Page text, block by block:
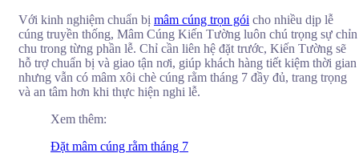
Xôi (gấc, đậu xanh, lá
cẩm, dừa…)
25.000
VNĐ/phần
35.000
VNĐ/phần
250
gram/phần
Chè (trôi nước, đậu
trắng, đậu xanh,
bắp…)
25.000
VNĐ/phần
35.000
VNĐ/phần
250
gram/phần
Lý do nên chọn đặt xôi chè cúng rằm
tháng 7 ở Kiến Tường
Với kinh nghiệm chuẩn bị mâm cúng trọn gói cho nhiều dịp lễ
cúng truyền thống, Mâm Cúng Kiến Tường luôn chú trọng sự chỉn
chu trong từng phần lễ. Chỉ cần liên hệ đặt trước, Kiến Tường sẽ
hỗ trợ chuẩn bị và giao tận nơi, giúp khách hàng tiết kiệm thời gian
nhưng vẫn có mâm xôi chè cúng rằm tháng 7 đầy đủ, trang trọng
và an tâm hơn khi thực hiện nghi lễ.
Xem thêm:
Đặt mâm cúng rằm tháng 7